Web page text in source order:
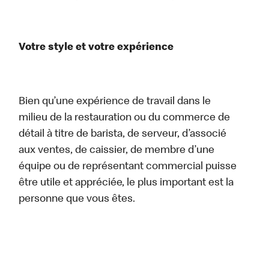
Votre style et votre expérience
Bien qu’une expérience de travail dans le
milieu de la restauration ou du commerce de
détail à titre de barista, de serveur, d’associé
aux ventes, de caissier, de membre d’une
équipe ou de représentant commercial puisse
être utile et appréciée, le plus important est la
personne que vous êtes.